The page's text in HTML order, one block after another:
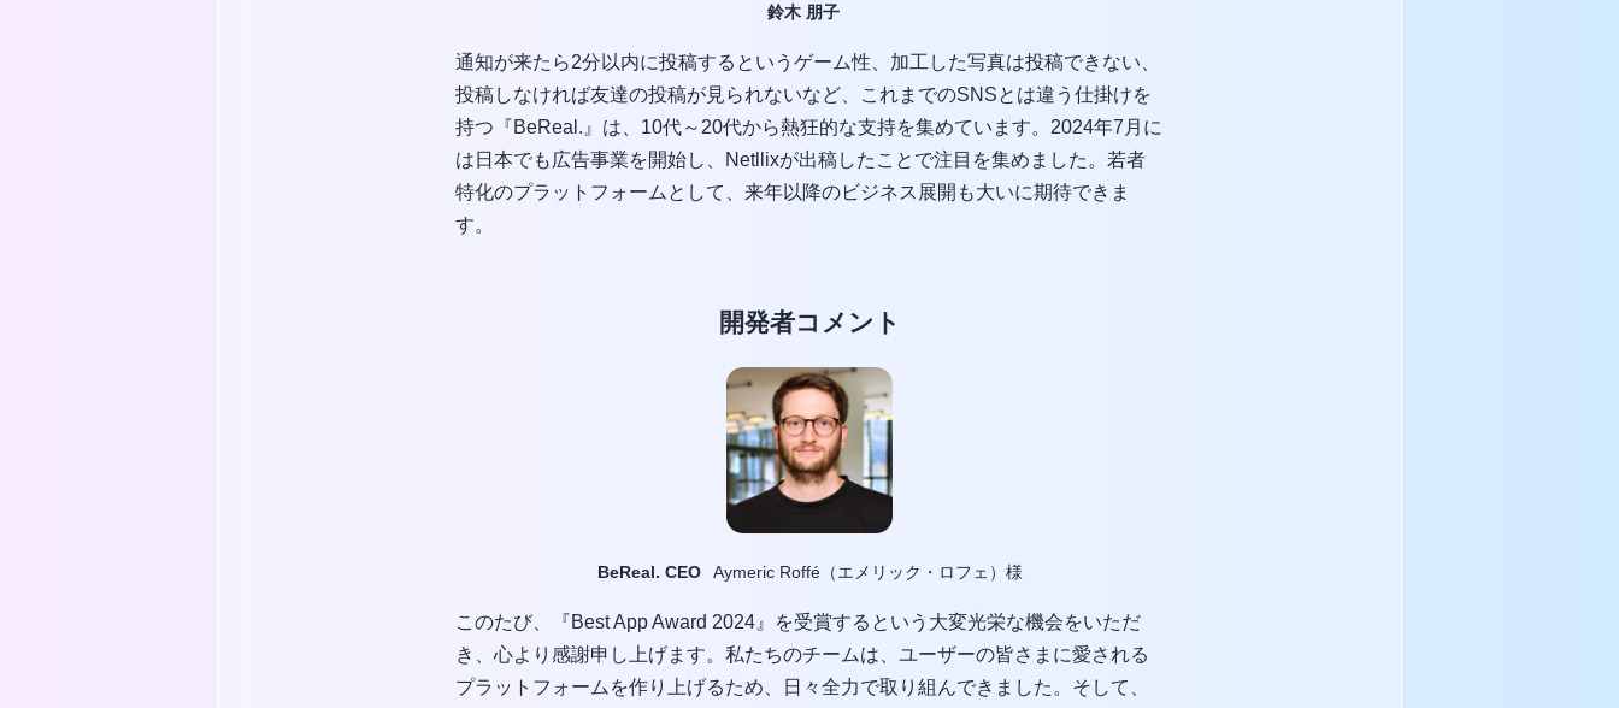
鈴木 朋子
通知が来たら2分以内に投稿するというゲーム性、加工した写真は投稿できない、
投稿しなければ友達の投稿が見られないなど、これまでのSNSとは違う仕掛けを
持つ『BeReal.』は、10代～20代から熱狂的な支持を集めています。2024年7月に
は日本でも広告事業を開始し、Netllixが出稿したことで注目を集めました。若者
特化のプラットフォームとして、来年以降のビジネス展開も大いに期待できま
す。
開発者コメント
BeReal. CEO Aymeric Roffé（エメリック・ロフェ）様
このたび、『Best App Award 2024』を受賞するという大変光栄な機会をいただ
き、心より感謝申し上げます。私たちのチームは、ユーザーの皆さまに愛される
プラットフォームを作り上げるため、日々全力で取り組んできました。そして、